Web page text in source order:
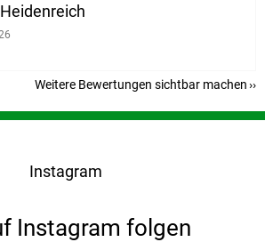
Bewertung beträgt 5 von 5 Sternen.
Weitere Bewertungen sichtbar machen
Instagram
Instagram folgen